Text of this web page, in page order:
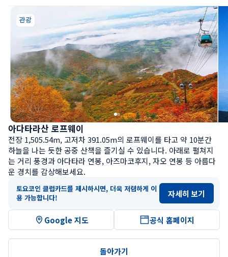
관광
아다타라산 로프웨이
전장 1,505.54m, 고저차 391.05m의 로프웨이를 타고 약 10분간
하늘을 나는 듯한 공중 산책을 즐기실 수 있습니다. 아래로 펼쳐지
는 거리 풍경과 아다타라 연봉, 아즈마코후지, 자오 연봉 등 아름다
운 경치를 감상해보세요.
토요코인 클럽카드를 제시하시면, 더욱 저렴하게 이
용 가능합니다!
자세히 보기
Google 지도 공식 홈페이지
돌아가기